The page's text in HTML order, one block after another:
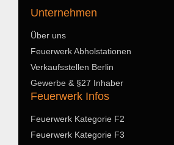
Unternehmen
Über uns
Feuerwerk Abholstationen
Verkaufsstellen Berlin
Gewerbe & §27 Inhaber
Feuerwerk Infos
Feuerwerk Kategorie F2
Feuerwerk Kategorie F3